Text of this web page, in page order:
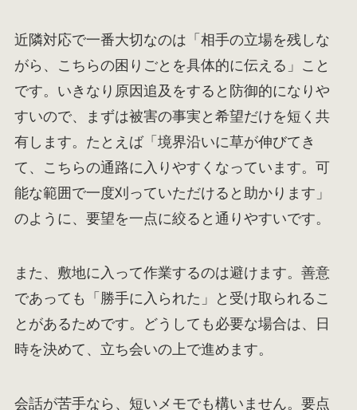
近隣対応で一番大切なのは「相手の立場を残しな
がら、こちらの困りごとを具体的に伝える」こと
です。いきなり原因追及をすると防御的になりや
すいので、まずは被害の事実と希望だけを短く共
有します。たとえば「境界沿いに草が伸びてき
て、こちらの通路に入りやすくなっています。可
能な範囲で一度刈っていただけると助かります」
のように、要望を一点に絞ると通りやすいです。
また、敷地に入って作業するのは避けます。善意
であっても「勝手に入られた」と受け取られるこ
とがあるためです。どうしても必要な場合は、日
時を決めて、立ち会いの上で進めます。
会話が苦手なら、短いメモでも構いません。要点